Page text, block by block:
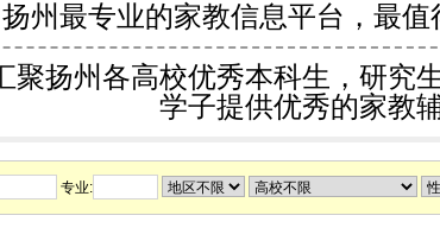
扬州最专业的家教信息平台，最值
聚扬州各高校优秀本科生，研究
学子提供优秀的家教
专业: